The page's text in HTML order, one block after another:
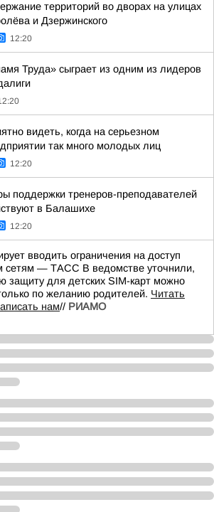
территорий во дворах на улицах
и Дзержинского
12:20
Труда» сыграет из одним из лидеров
видеть, когда на серьезном
так много молодых лиц
12:20
поддержки тренеров-преподавателей
в Балашихе
12:20
вводить ограничения на доступ
сетям — ТАСС В ведомстве уточнили,
защиту для детских SIM-карт можно
по желанию родителей. Читать
нам// РИАМО